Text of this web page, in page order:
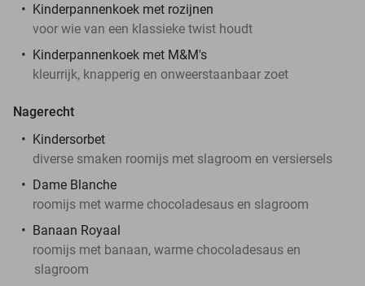
Kinderpannenkoek met rozijnen
voor wie van een klassieke twist houdt
Kinderpannenkoek met M&M's
kleurrijk, knapperig en onweerstaanbaar zoet
Nagerecht
Kindersorbet
diverse smaken roomijs met slagroom en versiersels
Dame Blanche
roomijs met warme chocoladesaus en slagroom
Banaan Royaal
roomijs met banaan, warme chocoladesaus en
slagroom